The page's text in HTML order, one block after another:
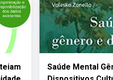
Saúde Mental